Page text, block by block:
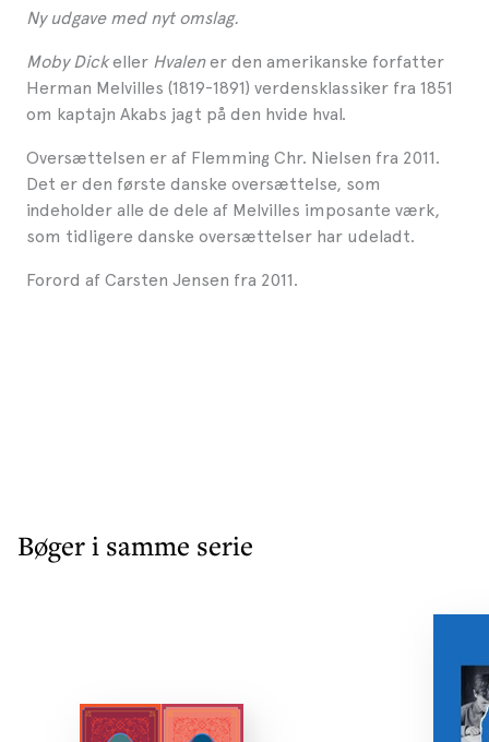
Ny udgave med nyt omslag.
Moby Dickeller Hvalener den amerikanske forfatter
Herman Melvilles (1819-1891) verdensklassiker fra 1851
om kaptajn Akabs jagt på den hvide hval.
Oversættelsen er af Flemming Chr. Nielsen fra 2011.
Det er den første danske oversættelse, som
indeholder alle de dele af Melvilles imposante værk,
som tidligere danske oversættelser har udeladt.
Forord af Carsten Jensen fra 2011.
Bøger i samme serie